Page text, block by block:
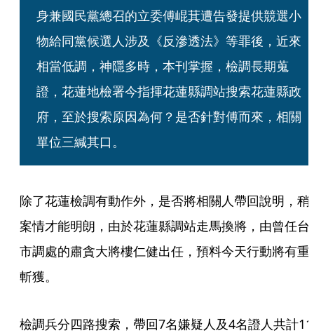
身兼國民黨總召的立委傅崐萁遭告發提供競選小
物給同黨候選人涉及《反滲透法》等罪後，近來
相當低調，神隱多時，本刊掌握，檢調長期蒐
證，花蓮地檢署今指揮花蓮縣調站搜索花蓮縣政
府，至於搜索原因為何？是否針對傅而來，相關
單位三緘其口。
除了花蓮檢調有動作外，是否將相關人帶回說明，稍
案情才能明朗，由於花蓮縣調站走馬換將，由曾任台
市調處的肅貪大將樓仁健出任，預料今天行動將有重
斬獲。
檢調兵分四路搜索，帶回7名嫌疑人及4名證人共計11